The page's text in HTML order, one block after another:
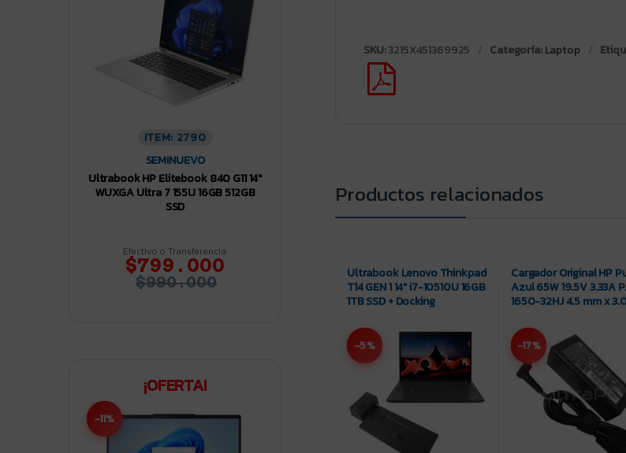
SKU:3215X451369925 Categoría:Laptop
Productos relacionados
Ultrabook Lenovo Thinkpad
T14 GEN 1 14″ i7-10510U 16GB
1TB SSD + Docking
-5%
Cargador Original HP
Azul 65W 19.5V 3.33A
1650-32HJ 4.5 mm x
-17%
ITEM: 2790
SEMINUEVO
Ultrabook HP Elitebook 840 G11 14″
WUXGA Ultra 7 155U 16GB 512GB
SSD
Efectivo o Transferencia:
$799.000
$990.000
¡OFERTA!
-11%